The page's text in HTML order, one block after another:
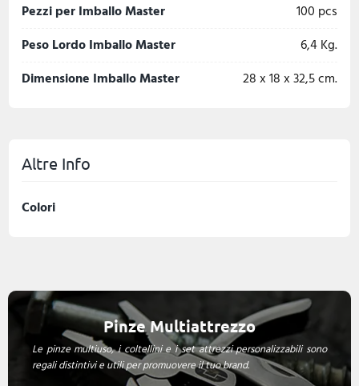
Pezzi per Imballo Master
100 pcs
Peso Lordo Imballo Master
6,4 Kg.
Dimensione Imballo Master
28 x 18 x 32,5 cm.
Altre Info
Colori
Pinze Multiattrezzo
Le pinze multiuso, i coltellini e i set attrezzi personalizzabili sono
regali distintivi e utili per promuovere il tuo brand.